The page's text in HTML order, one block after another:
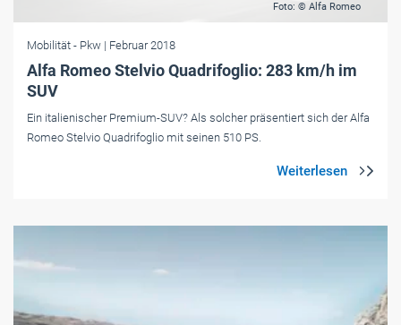
Foto: © Alfa Romeo
Mobilität - Pkw | Februar 2018
Alfa Romeo Stelvio Quadrifoglio: 283 km/h im
SUV
Ein italienischer Premium-SUV? Als solcher präsentiert sich der Alfa
Romeo Stelvio Quadrifoglio mit seinen 510 PS.